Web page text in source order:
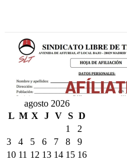
agosto 2026
L M X J V S D
1
2
3
4 5 6 7 8
9
10 11 12 13 14 15 16